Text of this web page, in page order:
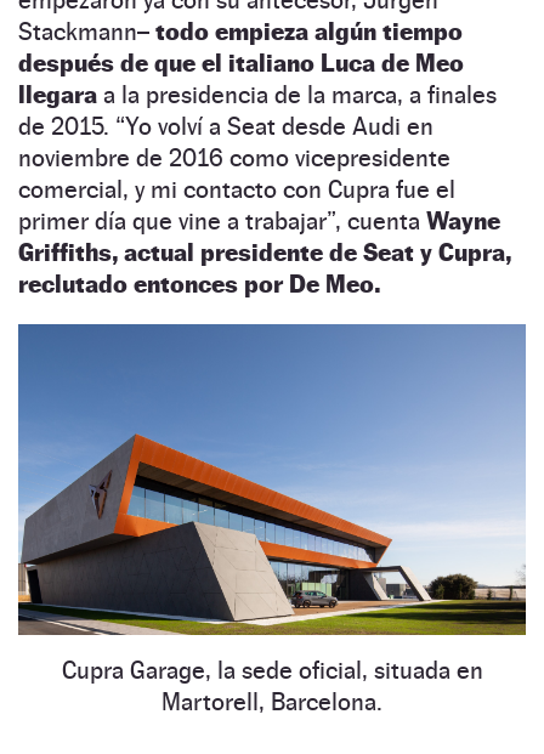
Stackmann– todo empieza algún tiempo
después de que el italiano Luca de Meo
llegara a la presidencia de la marca, a finales
de 2015. “Yo volví a Seat desde Audi en
noviembre de 2016 como vicepresidente
comercial, y mi contacto con Cupra fue el
primer día que vine a trabajar”, cuenta Wayne
Griffiths, actual presidente de Seat y Cupra,
reclutado entonces por De Meo.
Cupra Garage, la sede oficial, situada en
Martorell, Barcelona.